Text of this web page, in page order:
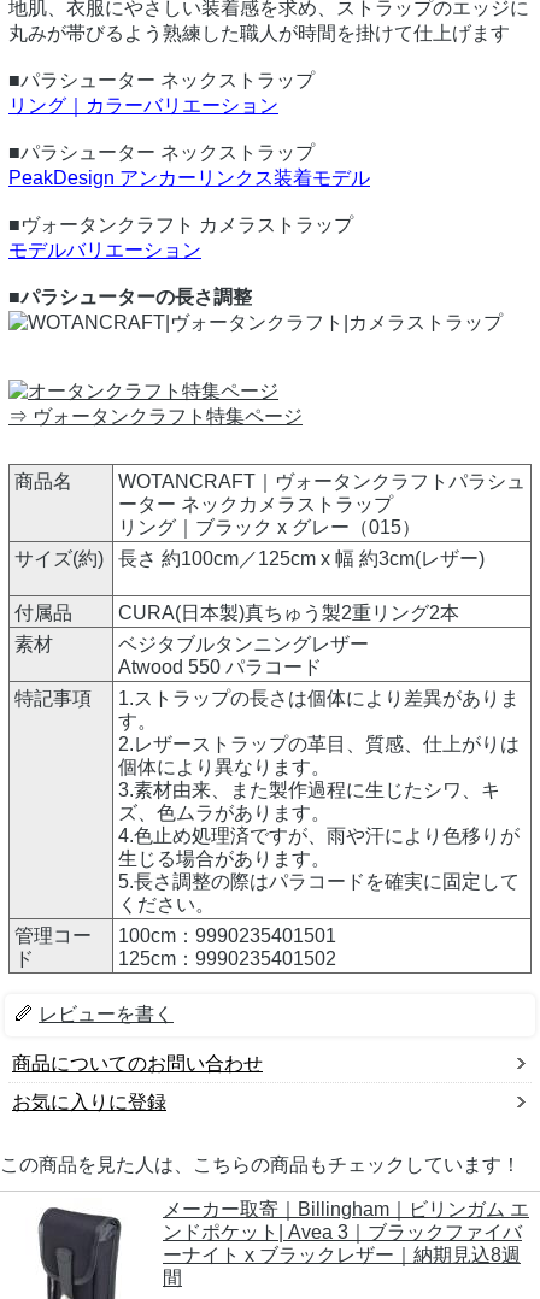
地肌、衣服にやさしい装着感を求め、ストラップのエッジに
丸みが帯びるよう熟練した職人が時間を掛けて仕上げます
■パラシューター ネックストラップ
リング｜カラーバリエーション
■パラシューター ネックストラップ
PeakDesign アンカーリンクス装着モデル
■ヴォータンクラフト カメラストラップ
モデルバリエーション
■パラシューターの長さ調整
⇒ ヴォータンクラフト特集ページ
商品名
WOTANCRAFT｜ヴォータンクラフトパラシュ
ーター ネックカメラストラップ
リング｜ブラック x グレー（015）
サイズ(約)
長さ 約100cm／125cm x 幅 約3cm(レザー)
付属品
CURA(日本製)真ちゅう製2重リング2本
素材
ベジタブルタンニングレザー
Atwood 550 パラコード
特記事項
1.ストラップの長さは個体により差異がありま
す。
2.レザーストラップの革目、質感、仕上がりは
個体により異なります。
3.素材由来、また製作過程に生じたシワ、キ
ズ、色ムラがあります。
4.色止め処理済ですが、雨や汗により色移りが
生じる場合があります。
5.長さ調整の際はパラコードを確実に固定して
ください。
管理コー
ド
100cm：9990235401501
125cm：9990235401502
レビューを書く
商品についてのお問い合わせ
お気に入りに登録
この商品を見た人は、こちらの商品もチェックしています！
メーカー取寄｜Billingham｜ビリンガム エ
ンドポケット| Avea 3｜ブラックファイバ
ーナイト x ブラックレザー｜納期見込8週
間